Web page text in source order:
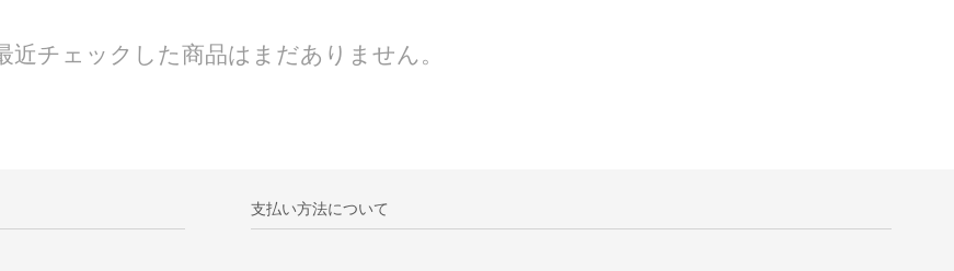
近チェックした商品はまだありません。
支払い方法について